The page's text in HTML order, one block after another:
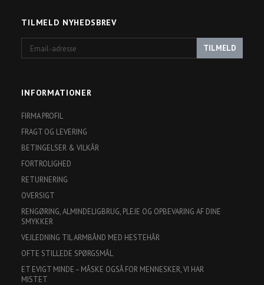
TILMELD NYHEDSBREV
adresse
TILMELD
INFORMATIONER
FIRMA PROFIL
FRAGT OG LEVERING
BETINGELSER & VILKÅR
FORTROLIGHED
RETURNERING
OVERSIGT
RENGØRING, ALMINDELIGBRUG, PLEJE OG OPBEVARING AF DINE
SMYKKER
VEJLEDNING TIL ARMBÅND MED HESTEHÅR
OFTE STILLEDE SPØRGSMÅL
ET EVIGT MINDE – MÅSKE OGSÅ FOR MENNESKER, VI HAR
MISTET